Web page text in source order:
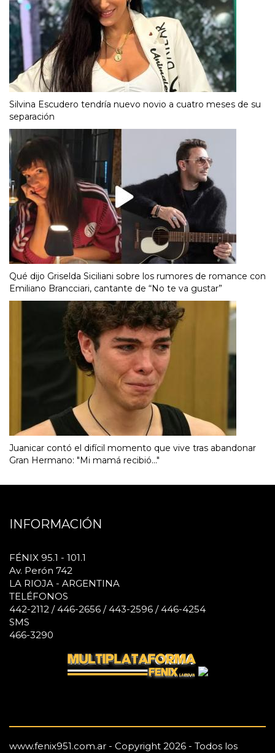
Silvina Escudero tendría nuevo novio a cuatro meses de su
separación
Qué dijo Griselda Siciliani sobre los rumores de romance con
Emiliano Brancciari, cantante de “No te va gustar”
Juanicar contó el difícil momento que vive tras abandonar
Gran Hermano: "Mi mamá recibió..."
INFORMACIÓN
FÉNIX 95.1 - 101.1
Av. Perón 742
LA RIOJA - ARGENTINA
TELÉFONOS
442-2112 / 446-2656 / 443-2596 / 446-4254
SMS
466-3290
www.fenix951.com.ar - Copyright 2026 - Todos los